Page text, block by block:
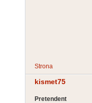
Strona
kismet75
Pretendent